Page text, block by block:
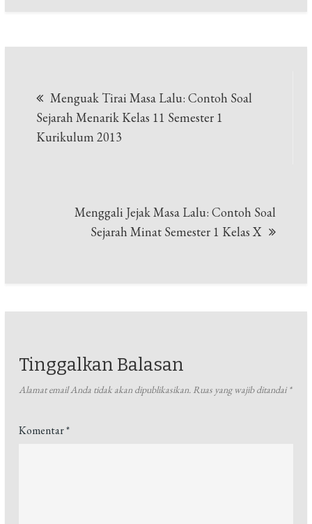
pos
Menguak Tirai Masa Lalu: Contoh Soal
Sejarah Menarik Kelas 11 Semester 1
Kurikulum 2013
Menggali Jejak Masa Lalu: Contoh Soal
Sejarah Minat Semester 1 Kelas X
Tinggalkan Balasan
Alamat email Anda tidak akan dipublikasikan. Ruas yang wajib ditandai *
Komentar*